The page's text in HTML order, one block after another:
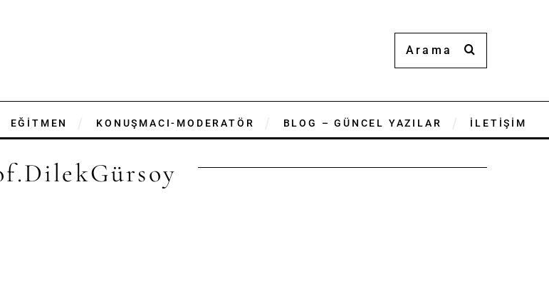
EĞİTMEN KONUŞMACI-MODERATÖR BLOG – GÜNCEL YAZILAR İLETİŞİM